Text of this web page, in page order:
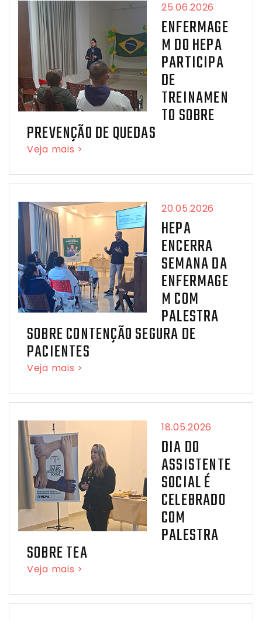
25.06.2026
ENFERMAGE
M DO HEPA
PARTICIPA
DE
TREINAMEN
TO SOBRE
PREVENÇÃO DE QUEDAS
Veja mais >
20.05.2026
HEPA
ENCERRA
SEMANA DA
ENFERMAGE
M COM
PALESTRA
SOBRE CONTENÇÃO SEGURA DE
PACIENTES
Veja mais >
18.05.2026
DIA DO
ASSISTENTE
SOCIAL É
CELEBRADO
COM
PALESTRA
SOBRE TEA
Veja mais >